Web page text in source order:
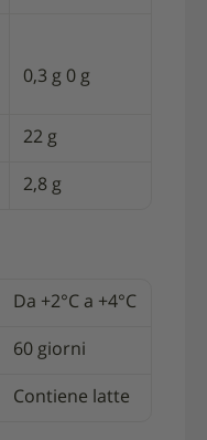
0,3 g 0 g
22 g
2,8 g
Da +2°C a +4°C
60 giorni
Contiene latte